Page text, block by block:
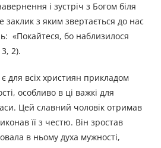
і зустріч з Богом біля
заклик з яким звертається до нас
«Покайтеся, бо наблизилося
2).
для всіх християн прикладом
особливо в ці важкі для
Цей славний чоловік отримав
її з честю. Він зростав
в ньому духа мужності,